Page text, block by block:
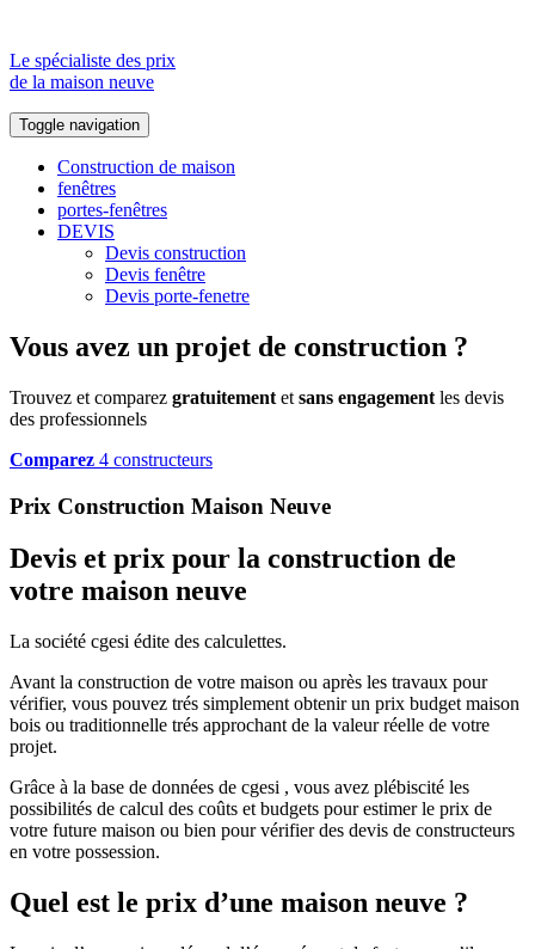
Le spécialiste des prix
de la maison neuve
Toggle navigation
Construction de maison
fenêtres
portes-fenêtres
DEVIS
Devis construction
Devis fenêtre
Devis porte-fenetre
Vous avez un projet de construction ?
Trouvez et comparez gratuitement et sans engagement les devis
des professionnels
Comparez 4 constructeurs
Prix Construction Maison Neuve
Devis et prix pour la construction de
votre maison neuve
La société cgesi édite des calculettes.
Avant la construction de votre maison ou après les travaux pour
vérifier, vous pouvez trés simplement obtenir un prix budget maison
bois ou traditionnelle trés approchant de la valeur réelle de votre
projet.
Grâce à la base de données de cgesi , vous avez plébiscité les
possibilités de calcul des coûts et budgets pour estimer le prix de
votre future maison ou bien pour vérifier des devis de constructeurs
en votre possession.
Quel est le prix d’une maison neuve ?